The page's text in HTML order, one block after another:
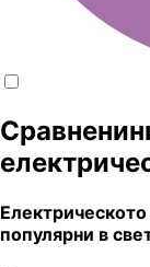
популярни в